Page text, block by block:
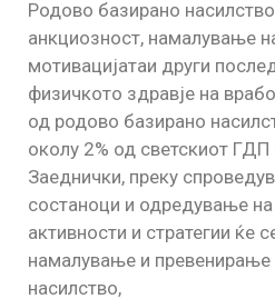
Родово базирано
анкциозност, намалување
мотивацијатаи други
физичкото здравје на
од родово базирано
околу 2% од светскиот ГДП
Заеднички, преку
состаноци и одредување на
активности и стратегии ќе
намалување и превенирање
насилство,